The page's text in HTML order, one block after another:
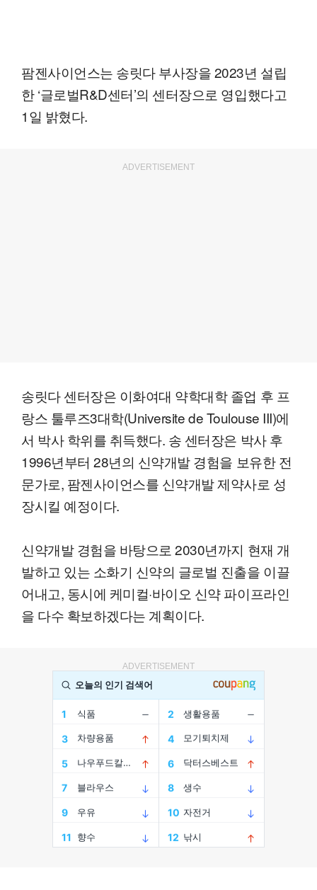
팜젠사이언스는 송릿다 부사장을 2023년 설립
한 ‘글로벌R&D센터’의 센터장으로 영입했다고
1일 밝혔다.
ADVERTISEMENT
송릿다 센터장은 이화여대 약학대학 졸업 후 프
랑스 툴루즈3대학(Universite de Toulouse III)에
서 박사 학위를 취득했다. 송 센터장은 박사 후
1996년부터 28년의 신약개발 경험을 보유한 전
문가로, 팜젠사이언스를 신약개발 제약사로 성
장시킬 예정이다.
신약개발 경험을 바탕으로 2030년까지 현재 개
발하고 있는 소화기 신약의 글로벌 진출을 이끌
어내고, 동시에 케미컬·바이오 신약 파이프라인
을 다수 확보하겠다는 계획이다.
ADVERTISEMENT